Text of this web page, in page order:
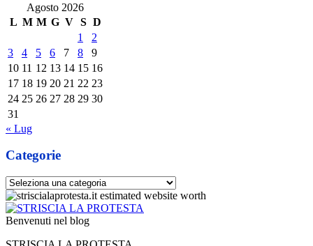
Agosto 2026
L M M G V S D
1
2
3
4 5 6 7 8
9
10 11 12 13 14 15 16
17 18 19 20 21 22 23
24 25 26 27 28 29 30
31
« Lug
Categorie
Categorie
Benvenuti nel blog